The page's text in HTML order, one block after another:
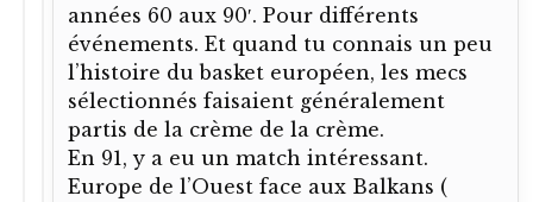
années 60 aux 90′. Pour différents
événements. Et quand tu connais un peu
l’histoire du basket européen, les mecs
sélectionnés faisaient généralement
partis de la crème de la crème.
En 91, y a eu un match intéressant.
Europe de l’Ouest face aux Balkans (